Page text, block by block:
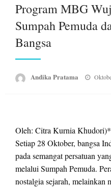
Program MBG
Sumpah Pemuda
Bangsa
Andika Pratama
Posted
Oleh: Citra Kurnia Khudori)*
Setiap 28 Oktober, bangsa
pada semangat persatuan
melalui Sumpah Pemuda.
nostalgia sejarah, melainkan